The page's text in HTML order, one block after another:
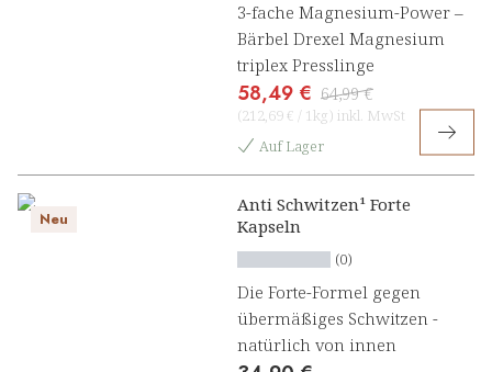
3-fache Magnesium-Power –
Bärbel Drexel Magnesium
triplex Presslinge
58,49 € 64,99 €
(212,69 € / 1kg) inkl. MwSt
Auf Lager
Neu
Anti Schwitzen¹ Forte
Kapseln
(0)
Die Forte-Formel gegen
übermäßiges Schwitzen -
natürlich von innen